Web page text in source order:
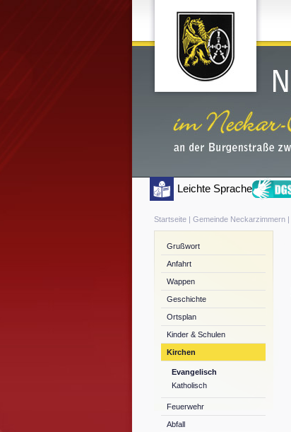
Startseite| Gemeinde Neckarzimmern|
Grußwort
Anfahrt
Wappen
Geschichte
Ortsplan
Kinder & Schulen
Kirchen
Evangelisch
Katholisch
Feuerwehr
Abfall
Leichte Sprache